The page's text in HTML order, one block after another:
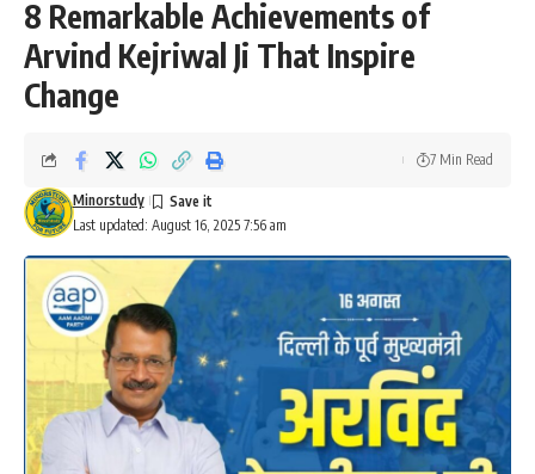
8 Remarkable Achievements of
Arvind Kejriwal Ji That Inspire
Change
Last updated: August 16, 2025 7:56 am
Minorstudy
7 Min Read